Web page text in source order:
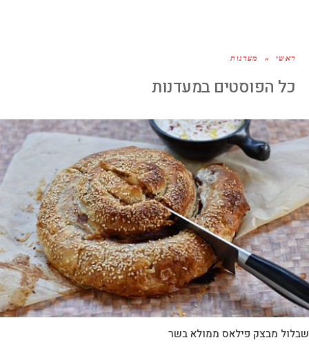
ראשי » מעדנות
כל הפוסטים ב מעדנות
מבצק פילאס ממולא בשר